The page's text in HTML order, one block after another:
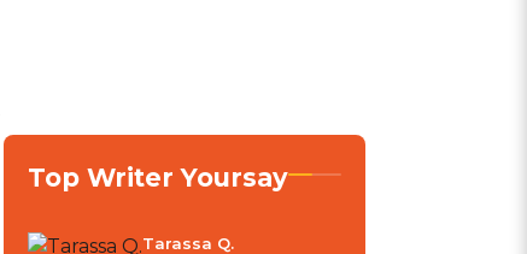
Top Writer Yoursay
Tarassa Q.